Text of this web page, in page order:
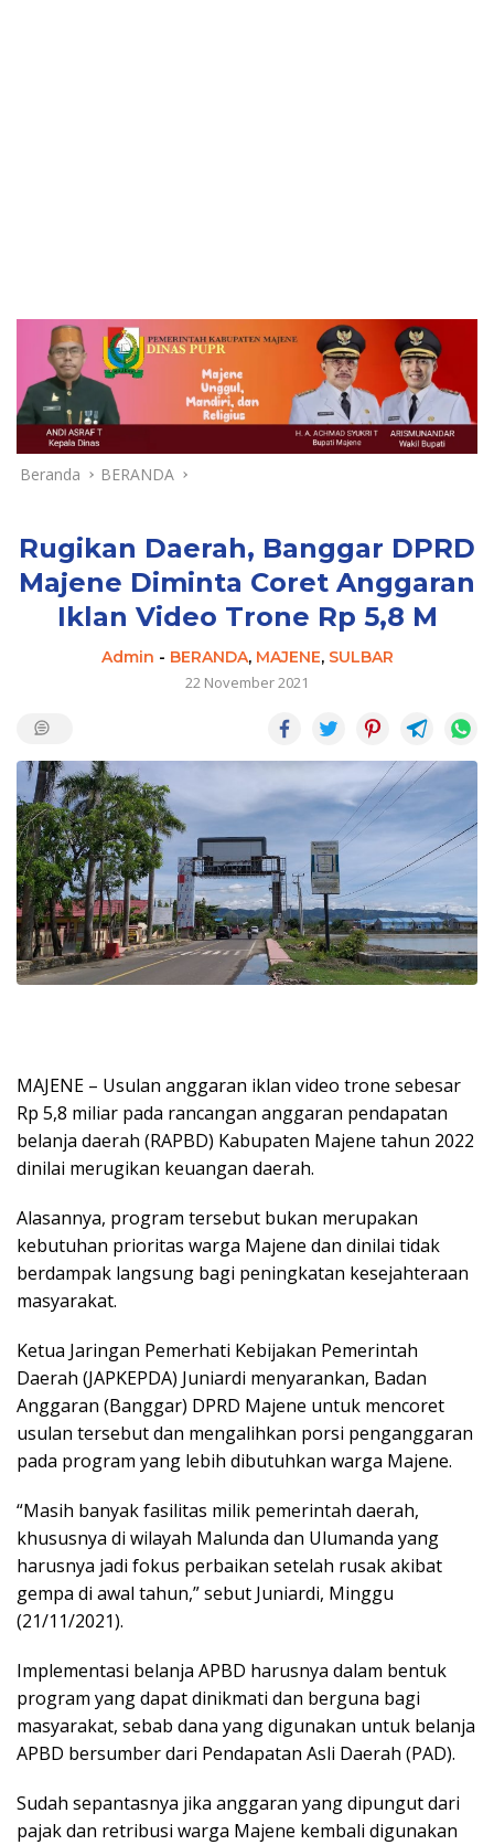
Beranda BERANDA
Rugikan Daerah, Banggar DPRD
Majene Diminta Coret Anggaran
Iklan Video Trone Rp 5,8 M
Admin - BERANDA, MAJENE, SULBAR
22 November 2021
MAJENE – Usulan anggaran iklan video trone sebesar
Rp 5,8 miliar pada rancangan anggaran pendapatan
belanja daerah (RAPBD) Kabupaten Majene tahun 2022
dinilai merugikan keuangan daerah.
Alasannya, program tersebut bukan merupakan
kebutuhan prioritas warga Majene dan dinilai tidak
berdampak langsung bagi peningkatan kesejahteraan
masyarakat.
Ketua Jaringan Pemerhati Kebijakan Pemerintah
Daerah (JAPKEPDA) Juniardi menyarankan, Badan
Anggaran (Banggar) DPRD Majene untuk mencoret
usulan tersebut dan mengalihkan porsi penganggaran
pada program yang lebih dibutuhkan warga Majene.
“Masih banyak fasilitas milik pemerintah daerah,
khususnya di wilayah Malunda dan Ulumanda yang
harusnya jadi fokus perbaikan setelah rusak akibat
gempa di awal tahun,” sebut Juniardi, Minggu
(21/11/2021).
Implementasi belanja APBD harusnya dalam bentuk
program yang dapat dinikmati dan berguna bagi
masyarakat, sebab dana yang digunakan untuk belanja
APBD bersumber dari Pendapatan Asli Daerah (PAD).
Sudah sepantasnya jika anggaran yang dipungut dari
pajak dan retribusi warga Majene kembali digunakan